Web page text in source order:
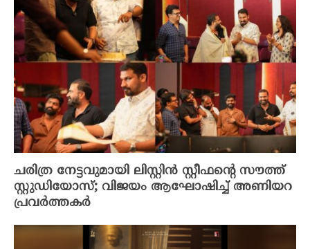
ചരിത്ര നേട്ടവുമായി ലിസ്റ്റിൻ സ്റ്റീഫന്റെ സൗത്ത്
സ്റ്റുഡിയോസ്; വിജയം ആഘോഷിച്ച് അണിയറ
പ്രവർത്തകർ